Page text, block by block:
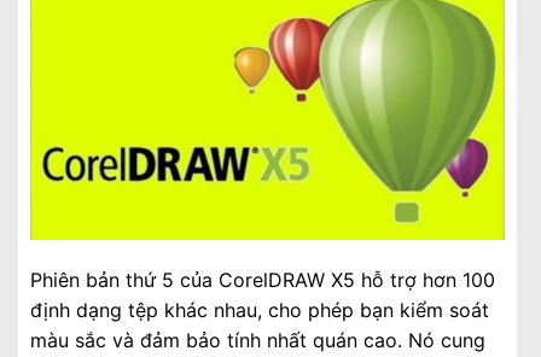
Phiên bản thứ 5 của CorelDRAW X5 hỗ trợ hơn 100
định dạng tệp khác nhau, cho phép bạn kiểm soát
màu sắc và đảm bảo tính nhất quán cao. Nó cung